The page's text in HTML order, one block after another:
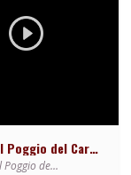
Il Poggio del Cardinale
Il Poggio del Cardinale